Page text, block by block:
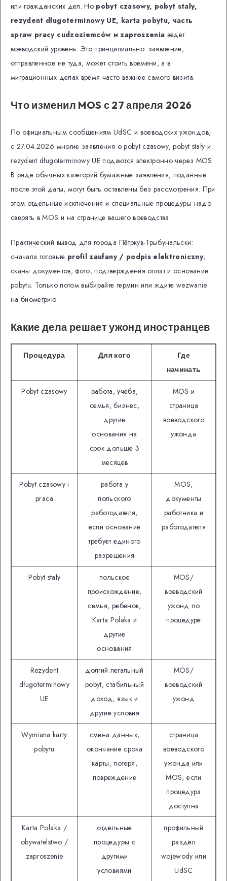
или гражданских дел. Но pobyt czasowy, pobyt stały,
rezydent długoterminowy UE, karta pobytu, часть
spraw pracy cudzoziemców и zaproszenia ведет
воеводский уровень. Это принципиально: заявление,
отправленное не туда, может стоить времени, а в
миграционных делах время часто важнее самого визита.
Что изменил MOS с 27 апреля 2026
По официальным сообщениям UdSC и воеводских ужондов,
с 27.04.2026 многие заявления о pobyt czasowy, pobyt stały и
rezydent długoterminowy UE подаются электронно через MOS.
В ряде обычных категорий бумажные заявления, поданные
после этой даты, могут быть оставлены без рассмотрения. При
этом отдельные исключения и специальные процедуры надо
сверять в MOS и на странице вашего воеводства.
Практический вывод для города Пётркув-Трыбунальски:
сначала готовьте profil zaufany / podpis elektroniczny,
сканы документов, фото, подтверждения оплат и основание
pobytu. Только потом выбирайте термин или ждите wezwanie
на биометрию.
Какие дела решает ужонд иностранцев
Процедура Для кого
Где
начинать
Pobyt czasowy
работа, учеба,
семья, бизнес,
другие
основания на
срок дольше 3
месяцев
MOS и
страница
воеводского
ужонда
Pobyt czasowy i
praca
работа у
польского
работодателя,
если основание
требует единого
разрешения
MOS,
документы
работника и
работодателя
Pobyt stały
польское
происхождение,
семья, ребенок,
Кarta Polaka и
другие
основания
MOS/
воеводский
ужонд по
процедуре
Rezydent
długoterminowy
UE
долгий легальный
pobyt, стабильный
доход, язык и
другие условия
MOS/
воеводский
ужонд
Wymiana karty
pobytu
смена данных,
окончание срока
карты, потеря,
повреждение
страница
воеводского
ужонда или
MOS, если
процедура
доступна
Karta Polaka /
obywatelstwo /
zaproszenie
отдельные
процедуры с
другими
условиями
профильный
раздел
wojewody или
UdSC